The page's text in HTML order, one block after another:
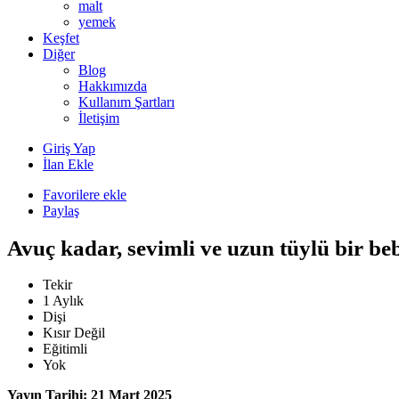
malt
yemek
Keşfet
Diğer
Blog
Hakkımızda
Kullanım Şartları
İletişim
Giriş Yap
İlan Ekle
Favorilere ekle
Paylaş
Avuç kadar, sevimli ve uzun tüylü bir
Tekir
1 Aylık
Dişi
Kısır Değil
Eğitimli
Yok
Yayın Tarihi: 21 Mart 2025